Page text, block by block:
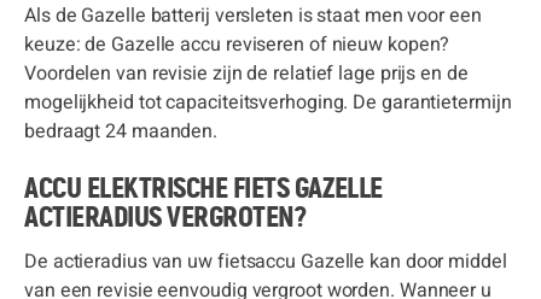
Als de Gazelle batterij versleten is staat men voor een
keuze: de Gazelle accu reviseren of nieuw kopen?
Voordelen van revisie zijn de relatief lage prijs en de
mogelijkheid tot capaciteitsverhoging. De garantietermijn
bedraagt 24 maanden.
ACCU ELEKTRISCHE FIETS GAZELLE
ACTIERADIUS VERGROTEN?
De actieradius van uw fietsaccu Gazelle kan door middel
van een revisie eenvoudig vergroot worden. Wanneer u